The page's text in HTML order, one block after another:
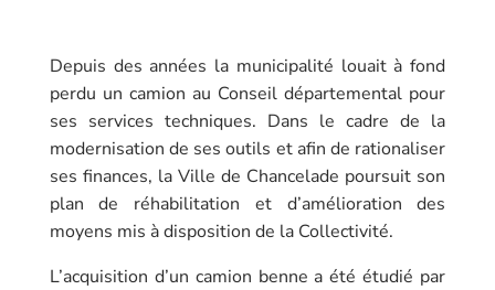
Depuis des années la municipalité louait à fond
perdu un camion au Conseil départemental pour
ses services techniques. Dans le cadre de la
modernisation de ses outils et afin de rationaliser
ses finances, la Ville de Chancelade poursuit son
plan de réhabilitation et d’amélioration des
moyens mis à disposition de la Collectivité.
L’acquisition d’un camion benne a été étudié par